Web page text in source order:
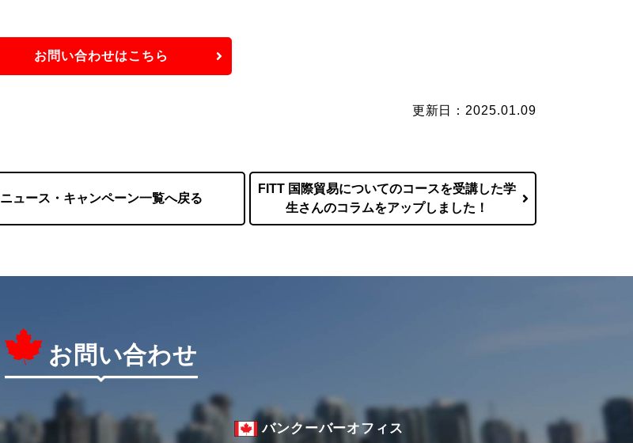
お問い合わせはこちら
更新日：2025.01.09
ニュース・キャンペーン一覧へ戻る
FITT 国際貿易についてのコースを受講した学
生さんのコラムをアップしました！
お問い合わせ
バンクーバーオフィス